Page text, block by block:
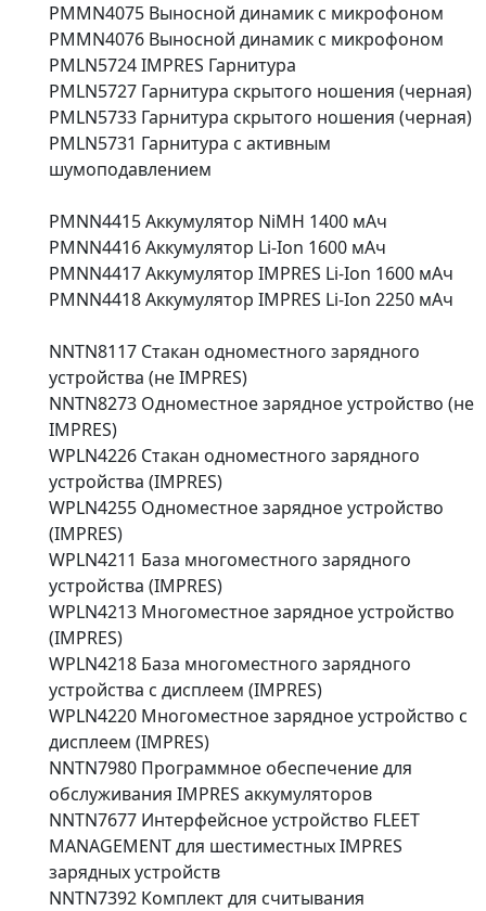
PMMN4075 Выносной динамик с микрофоном
PMMN4076 Выносной динамик с микрофоном
PMLN5724 IMPRES Гарнитура
PMLN5727 Гарнитура скрытого ношения (черная)
PMLN5733 Гарнитура скрытого ношения (черная)
PMLN5731 Гарнитура с активным
шумоподавлением
PMNN4415 Аккумулятор NiMH 1400 мАч
PMNN4416 Аккумулятор Li-Ion 1600 мАч
PMNN4417 Аккумулятор IMPRES Li-Ion 1600 мАч
PMNN4418 Аккумулятор IMPRES Li-Ion 2250 мАч
NNTN8117 Стакан одноместного зарядного
устройства (не IMPRES)
NNTN8273 Одноместное зарядное устройство (не
IMPRES)
WPLN4226 Стакан одноместного зарядного
устройства (IMPRES)
WPLN4255 Одноместное зарядное устройство
(IMPRES)
WPLN4211 База многоместного зарядного
устройства (IMPRES)
WPLN4213 Многоместное зарядное устройство
(IMPRES)
WPLN4218 База многоместного зарядного
устройства с дисплеем (IMPRES)
WPLN4220 Многоместное зарядное устройство с
дисплеем (IMPRES)
NNTN7980 Программное обеспечение для
обслуживания IMPRES аккумуляторов
NNTN7677 Интерфейсное устройство FLEET
MANAGEMENT для шестиместных IMPRES
зарядных устройств
NNTN7392 Комплект для считывания